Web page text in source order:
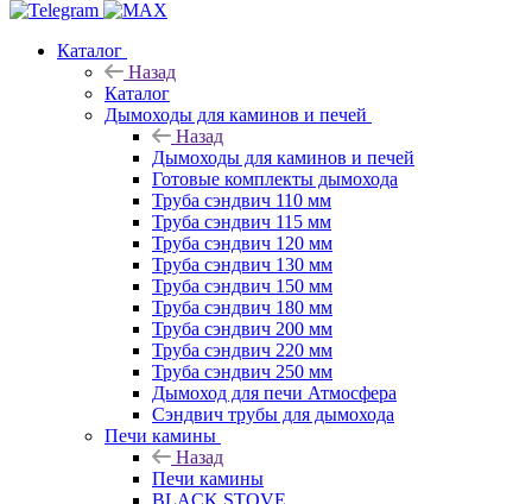
Каталог
Назад
Каталог
Дымоходы для каминов и печей
Назад
Дымоходы для каминов и печей
Готовые комплекты дымохода
Труба сэндвич 110 мм
Труба сэндвич 115 мм
Труба сэндвич 120 мм
Труба сэндвич 130 мм
Труба сэндвич 150 мм
Труба сэндвич 180 мм
Труба сэндвич 200 мм
Труба сэндвич 220 мм
Труба сэндвич 250 мм
Дымоход для печи Атмосфера
Сэндвич трубы для дымохода
Печи камины
Назад
Печи камины
BLACK STOVE